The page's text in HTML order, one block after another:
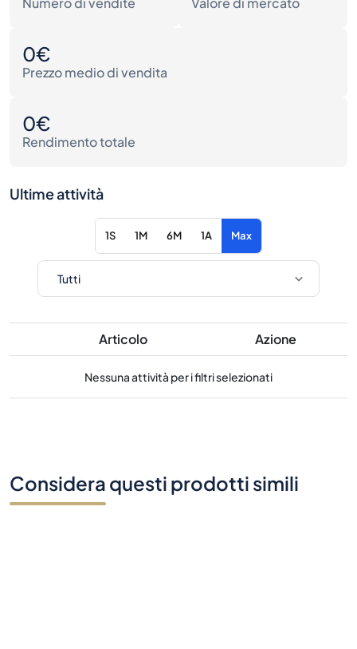
0€
Prezzo medio di vendita
0€
Rendimento totale
Ultime attività
1S 1M 6M 1A Max
Articolo Azione
Nessuna attività per i filtri selezionati
Considera questi prodotti simili